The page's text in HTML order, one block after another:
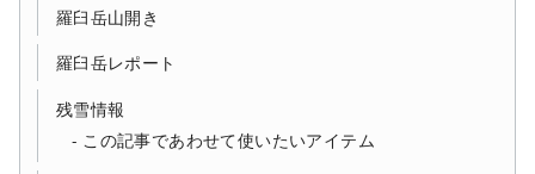
羅臼岳山開き
羅臼岳レポート
残雪情報
この記事であわせて使いたいアイテム